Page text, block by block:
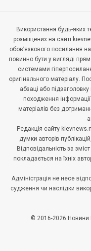
Використання будь-яких
розміщених на сайті
обов’язкового посилання
повинно бути у вигляді
системами
оригінального матеріалу.
абзаці або
походження
матеріалів без
Редакція сайту
думки авторів
Відповідальність за
покладається на їхніх
Адміністрація не несе
судження чи наслідки
© 2016-2026 Новини